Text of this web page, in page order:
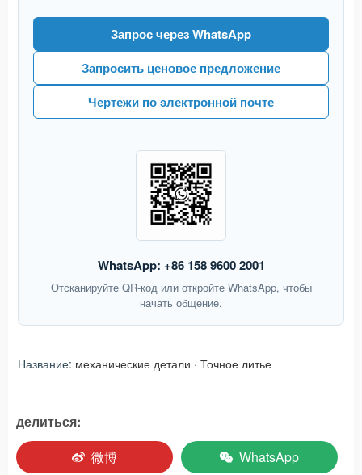
Запрос через WhatsApp
Запросить ценовое предложение
Чертежи по электронной почте
WhatsApp: +86 158 9600 2001
Отсканируйте QR-код или откройте WhatsApp, чтобы
начать общение.
Название: механические детали · Точное литье
делиться:
微博
WhatsApp